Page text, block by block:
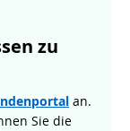
zu
an.
Sie die